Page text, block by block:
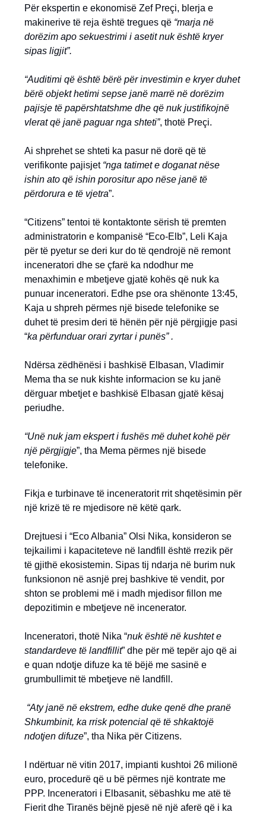
Për ekspertin e ekonomisë Zef Preçi, blerja e
makinerive të reja është tregues që “marja në
dorëzim apo sekuestrimi i asetit nuk është kryer
sipas ligjit”.
“Auditimi që është bërë për investimin e kryer duhet
bërë objekt hetimi sepse janë marrë në dorëzim
pajisje të papërshtatshme dhe që nuk justifikojnë
vlerat që janë paguar nga shteti”, thotë Preçi.
Ai shprehet se shteti ka pasur në dorë që të
verifikonte pajisjet “nga tatimet e doganat nëse
ishin ato që ishin porositur apo nëse janë të
përdorura e të vjetra”.
“Citizens” tentoi të kontaktonte sërish të premten
administratorin e kompanisë “Eco-Elb”, Leli Kaja
për të pyetur se deri kur do të qendrojë në remont
inceneratori dhe se çfarë ka ndodhur me
menaxhimin e mbetjeve gjatë kohës që nuk ka
punuar inceneratori. Edhe pse ora shënonte 13:45,
Kaja u shpreh përmes një bisede telefonike se
duhet të presim deri të hënën për një përgjigje pasi
“ka përfunduar orari zyrtar i punës” .
Ndërsa zëdhënësi i bashkisë Elbasan, Vladimir
Mema tha se nuk kishte informacion se ku janë
dërguar mbetjet e bashkisë Elbasan gjatë kësaj
periudhe.
“Unë nuk jam ekspert i fushës më duhet kohë për
një përgjigje”, tha Mema përmes një bisede
telefonike.
Fikja e turbinave të inceneratorit rrit shqetësimin për
një krizë të re mjedisore në këtë qark.
Drejtuesi i “Eco Albania” Olsi Nika, konsideron se
tejkailimi i kapaciteteve në landfill është rrezik për
të gjithë ekosistemin. Sipas tij ndarja në burim nuk
funksionon në asnjë prej bashkive të vendit, por
shton se problemi më i madh mjedisor fillon me
depozitimin e mbetjeve në incenerator.
Inceneratori, thotë Nika “nuk është në kushtet e
standardeve të landfillit” dhe për më tepër ajo që ai
e quan ndotje difuze ka të bëjë me sasinë e
grumbullimit të mbetjeve në landfill.
“Aty janë në ekstrem, edhe duke qenë dhe pranë
Shkumbinit, ka rrisk potencial që të shkaktojë
ndotjen difuze”, tha Nika për Citizens.
I ndërtuar në vitin 2017, impianti kushtoi 26 milionë
euro, procedurë që u bë përmes një kontrate me
PPP. Inceneratori i Elbasanit, sëbashku me atë të
Fierit dhe Tiranës bëjnë pjesë në një aferë që i ka